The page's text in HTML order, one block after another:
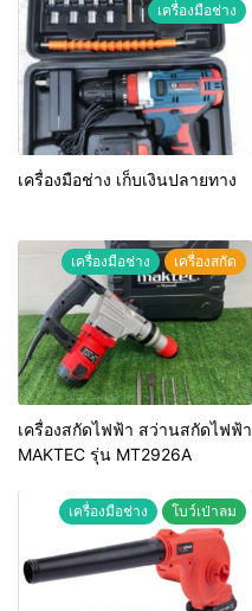
เครื่องมือช่าง
เครื่องมือช่าง เก็บเงินปลายทาง
เครื่องมือช่าง เครื่องสกัด
เครื่องสกัดไฟฟ้า สว่านสกัดไฟฟ้า
MAKTEC รุ่น MT2926A
เครื่องมือช่าง โบว์เป่าลม